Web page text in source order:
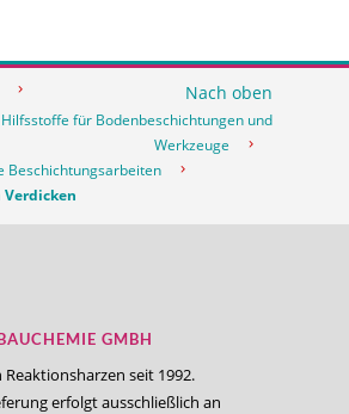
Nach oben
für Bodenbeschichtungen und
Werkzeuge
Beschichtungsarbeiten
GMBH
seit 1992.
erfolgt ausschließlich an